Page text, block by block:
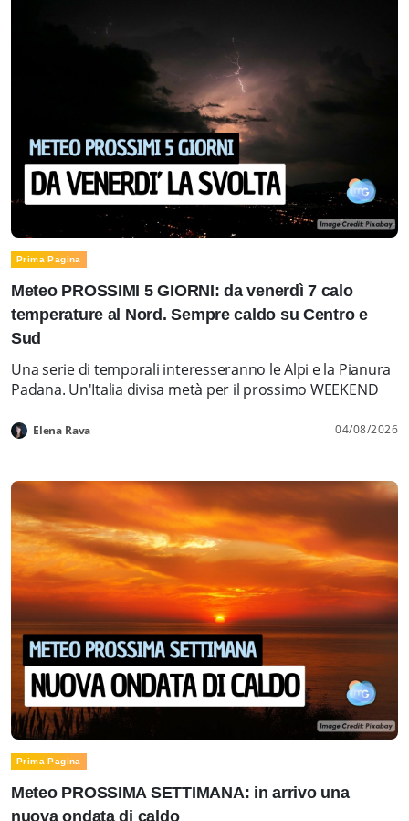
Prima Pagina
Meteo PROSSIMI 5 GIORNI: da venerdì 7 calo
temperature al Nord. Sempre caldo su Centro e
Sud
Una serie di temporali interesseranno le Alpi e la Pianura
Padana. Un'Italia divisa metà per il prossimo WEEKEND
Elena Rava 04/08/2026
Prima Pagina
Meteo PROSSIMA SETTIMANA: in arrivo una
nuova ondata di caldo